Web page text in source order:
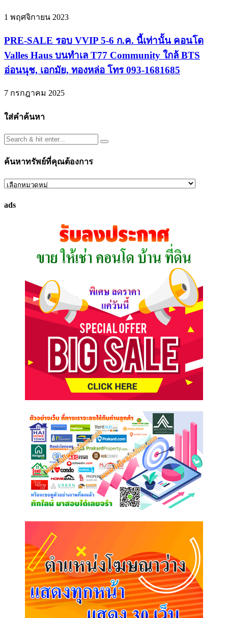
1 พฤศจิกายน 2023
PRE-SALE รอบ VVIP 5-6 ก.ค. นี้เท่านั้น คอนโด
Valles Haus บนทำเล T77 Community ใกล้ BTS
อ่อนนุช, เอกมัย, ทองหล่อ โทร 093-1681685
7 กรกฎาคม 2025
ใส่คำค้นหา
ค้นหาทรัพย์ที่คุณต้องการ
ค้นหา
ที่
ads